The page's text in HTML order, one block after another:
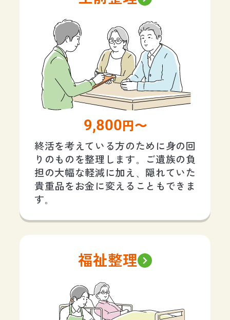
9,800 円〜
終活を考えている方のために身の回
りのものを整理します。ご遺族の負
担の大幅な軽減に加え、隠れていた
貴重品をお金に変えることもできま
す。
福祉整理